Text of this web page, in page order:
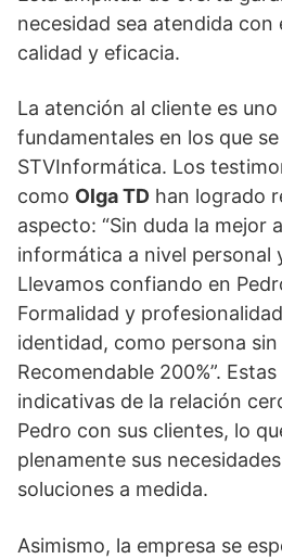
necesidad sea atendida con
calidad y eficacia.
La atención al cliente es
fundamentales en los que
STVInformática. Los
como Olga TD han logrado
aspecto: “Sin duda la mejor
informática a nivel personal
Llevamos confiando en
Formalidad y
identidad, como persona sin
Recomendable 200%”.
indicativas de la relación
Pedro con sus clientes, lo
plenamente sus
soluciones a medida.
Asimismo, la empresa se